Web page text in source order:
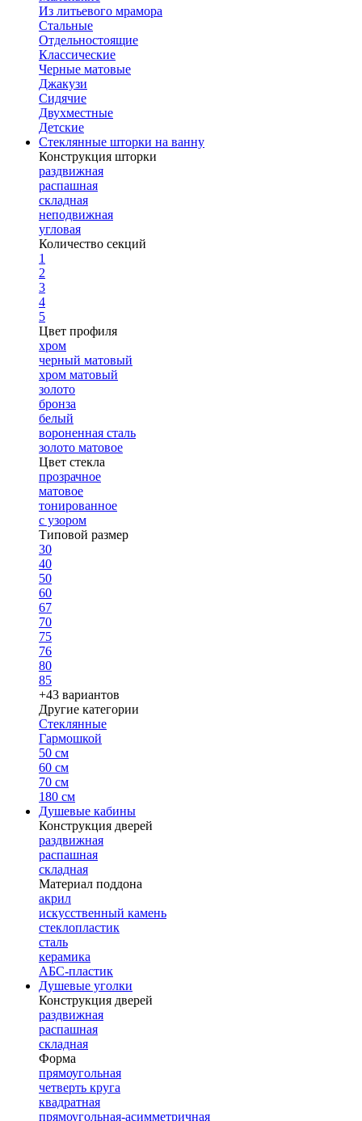
Из литьевого мрамора
Стальные
Отдельностоящие
Классические
Черные матовые
Джакузи
Сидячие
Двухместные
Детские
Стеклянные шторки на ванну
Конструкция шторки
раздвижная
распашная
складная
неподвижная
угловая
Количество секций
1
2
3
4
5
Цвет профиля
хром
черный матовый
хром матовый
золото
бронза
белый
вороненная сталь
золото матовое
Цвет стекла
прозрачное
матовое
тонированное
с узором
Типовой размер
30
40
50
60
67
70
75
76
80
85
+43 вариантов
Другие категории
Стеклянные
Гармошкой
50 см
60 см
70 см
180 см
Душевые кабины
Конструкция дверей
раздвижная
распашная
складная
Материал поддона
акрил
искусственный камень
стеклопластик
сталь
керамика
АБС-пластик
Душевые уголки
Конструкция дверей
раздвижная
распашная
складная
Форма
прямоугольная
четверть круга
квадратная
прямоугольная-асимметричная